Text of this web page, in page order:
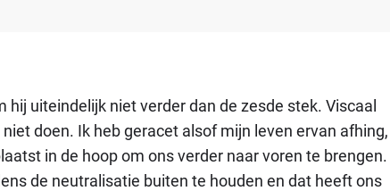
hij uiteindelijk niet verder dan de zesde stek. Viscaal
doen. Ik heb geracet alsof mijn leven ervan afhing,
in de hoop om ons verder naar voren te brengen.
de neutralisatie buiten te houden en dat heeft ons